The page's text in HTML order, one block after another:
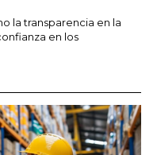
la transparencia en la
en los